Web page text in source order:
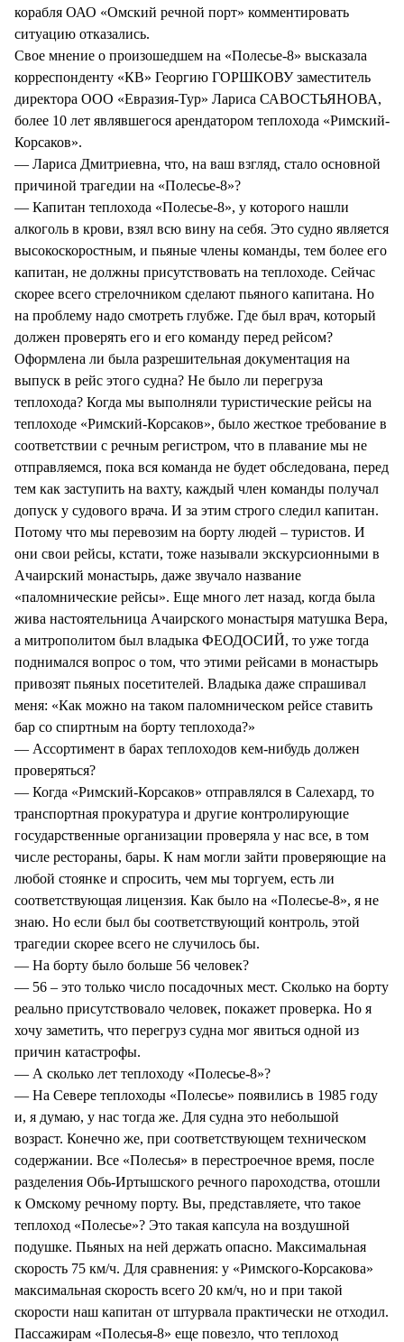
корабля ОАО «Омский речной порт» комментировать
ситуацию отказались.
Свое мнение о произошедшем на «Полесье-8» высказала
корреспонденту «КВ» Георгию ГОРШКОВУ заместитель
директора ООО «Евразия-Тур» Лариса САВОСТЬЯНОВА,
более 10 лет являвшегося арендатором теплохода «Римский-
Корсаков».
— Лариса Дмитриевна, что, на ваш взгляд, стало основной
причиной трагедии на «Полесье-8»?
— Капитан теплохода «Полесье-8», у которого нашли
алкоголь в крови, взял всю вину на себя. Это судно является
высокоскоростным, и пьяные члены команды, тем более его
капитан, не должны присутствовать на теплоходе. Сейчас
скорее всего стрелочником сделают пьяного капитана. Но
на проблему надо смотреть глубже. Где был врач, который
должен проверять его и его команду перед рейсом?
Оформлена ли была разрешительная документация на
выпуск в рейс этого судна? Не было ли перегруза
теплохода? Когда мы выполняли туристические рейсы на
теплоходе «Римский-Корсаков», было жесткое требование в
соответствии с речным регистром, что в плавание мы не
отправляемся, пока вся команда не будет обследована, перед
тем как заступить на вахту, каждый член команды получал
допуск у судового врача. И за этим строго следил капитан.
Потому что мы перевозим на борту людей – туристов. И
они свои рейсы, кстати, тоже называли экскурсионными в
Ачаирский монастырь, даже звучало название
«паломнические рейсы». Еще много лет назад, когда была
жива настоятельница Ачаирского монастыря матушка Вера,
а митрополитом был владыка ФЕОДОСИЙ, то уже тогда
поднимался вопрос о том, что этими рейсами в монастырь
привозят пьяных посетителей. Владыка даже спрашивал
меня: «Как можно на таком паломническом рейсе ставить
бар со спиртным на борту теплохода?»
— Ассортимент в барах теплоходов кем-нибудь должен
проверяться?
— Когда «Римский-Корсаков» отправлялся в Салехард, то
транспортная прокуратура и другие контролирующие
государственные организации проверяла у нас все, в том
числе рестораны, бары. К нам могли зайти проверяющие на
любой стоянке и спросить, чем мы торгуем, есть ли
соответствующая лицензия. Как было на «Полесье-8», я не
знаю. Но если был бы соответствующий контроль, этой
трагедии скорее всего не случилось бы.
— На борту было больше 56 человек?
— 56 – это только число посадочных мест. Сколько на борту
реально присутствовало человек, покажет проверка. Но я
хочу заметить, что перегруз судна мог явиться одной из
причин катастрофы.
— А сколько лет теплоходу «Полесье-8»?
— На Севере теплоходы «Полесье» появились в 1985 году
и, я думаю, у нас тогда же. Для судна это небольшой
возраст. Конечно же, при соответствующем техническом
содержании. Все «Полесья» в перестроечное время, после
разделения Обь-Иртышского речного пароходства, отошли
к Омскому речному порту. Вы, представляете, что такое
теплоход «Полесье»? Это такая капсула на воздушной
подушке. Пьяных на ней держать опасно. Максимальная
скорость 75 км/ч. Для сравнения: у «Римского-Корсакова»
максимальная скорость всего 20 км/ч, но и при такой
скорости наш капитан от штурвала практически не отходил.
Пассажирам «Полесья-8» еще повезло, что теплоход